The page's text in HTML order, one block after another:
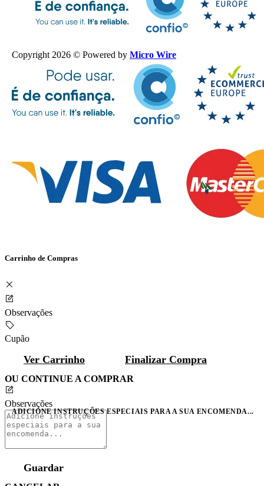
Copyright 2026 © Powered by Micro Wire
Carrinho de Compras
Observações
Cupão
Ver Carrinho Finalizar Compra
OU CONTINUE A COMPRAR
Observações
ADICIONE INSTRUÇÕES ESPECIAIS PARA A SUA ENCOMENDA...
Guardar